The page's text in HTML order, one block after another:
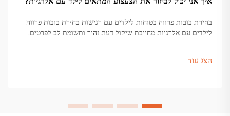
בחירת בובות פרווה בטוחות לילדים עם רגישות בחירת בובות פרווה
לילדים עם אלרגיות מחייבת שיקול דעת זהיר ותשומת לב לפרטים.
הצג עוד